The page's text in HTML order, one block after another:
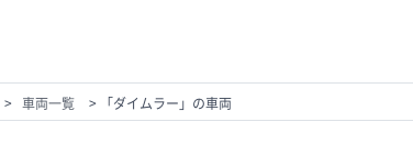
> 車両一覧 > 「ダイムラー」の車両